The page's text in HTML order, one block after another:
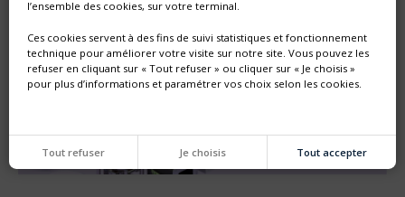
l’ensemble des cookies, sur votre terminal.
Ces cookies servent à des fins de suivi statistiques et fonctionnement
technique pour améliorer votre visite sur notre site. Vous pouvez les
refuser en cliquant sur « Tout refuser » ou cliquer sur « Je choisis »
pour plus d’informations et paramétrer vos choix selon les cookies.
Tout refuser Je choisis Tout accepter